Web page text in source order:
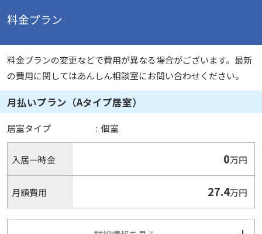
料金プラン
料金プランの変更などで費用が異なる場合がございます。最新
の費用に関してはあんしん相談室にお問い合わせください。
月払いプラン（Aタイプ居室）
居室タイプ : 個室
入居一時金 0万円
月額費用 27.4万円